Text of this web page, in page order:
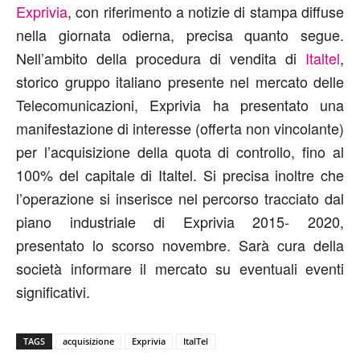
Exprivia, con riferimento a notizie di stampa diffuse
nella giornata odierna, precisa quanto segue.
Nell’ambito della procedura di vendita di Italtel,
storico gruppo italiano presente nel mercato delle
Telecomunicazioni, Exprivia ha presentato una
manifestazione di interesse (offerta non vincolante)
per l’acquisizione della quota di controllo, fino al
100% del capitale di Italtel. Si precisa inoltre che
l’operazione si inserisce nel percorso tracciato dal
piano industriale di Exprivia 2015- 2020,
presentato lo scorso novembre. Sarà cura della
società informare il mercato su eventuali eventi
significativi.
TAGS acquisizione Exprivia ItalTel